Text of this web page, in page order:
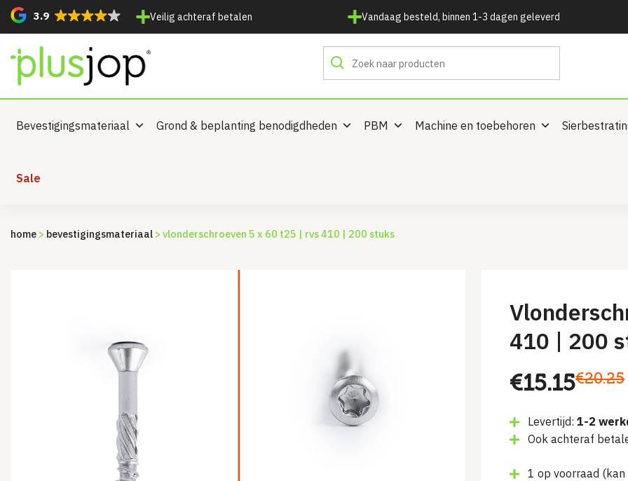
3.9 Veilig achteraf betalen Vandaag besteld, binnen 1-3 dagen geleverd
Bevestigingsmateriaal Grond & beplanting benodigdheden PBM Machine en toebehoren
Sale
home > bevestigingsmateriaal > vlonderschroeven 5 x 60 t25 | rvs 410 | 200 stuks
410 | 200
€20.25
was:
€20.25.
€15.15
Huidige
is:
€15.15.
Levertijd: 1-2
Ook achteraf
1 op voorraad